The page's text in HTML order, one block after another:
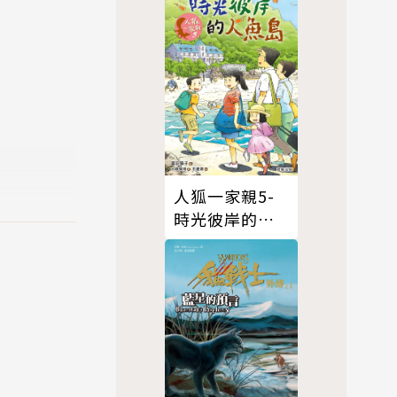
人狐一家親5-
時光彼岸的人
魚島